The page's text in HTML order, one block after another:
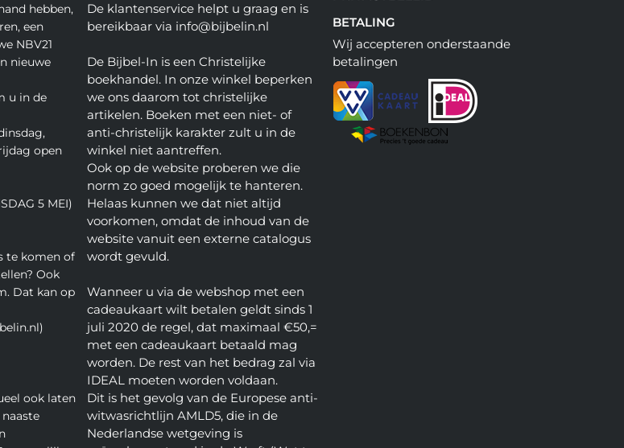
hebben,
een
NBV21
nieuwe
u in de
open
5 MEI)
te komen of
Ook
Dat kan op
ook laten
De klantenservice helpt u graag en is
bereikbaar via info@bijbelin.nl
De Bijbel-In is een Christelijke
boekhandel. In onze winkel beperken
we ons daarom tot christelijke
artikelen. Boeken met een niet- of
anti-christelijk karakter zult u in de
winkel niet aantreffen.
Ook op de website proberen we die
norm zo goed mogelijk te hanteren.
Helaas kunnen we dat niet altijd
voorkomen, omdat de inhoud van de
website vanuit een externe catalogus
wordt gevuld.
Wanneer u via de webshop met een
cadeaukaart wilt betalen geldt sinds 1
juli 2020 de regel, dat maximaal €50,=
met een cadeaukaart betaald mag
worden. De rest van het bedrag zal via
IDEAL moeten worden voldaan.
Dit is het gevolg van de Europese anti-
witwasrichtlijn AMLD5, die in de
Nederlandse wetgeving is
BETALING
Wij accepteren onderstaande
betalingen